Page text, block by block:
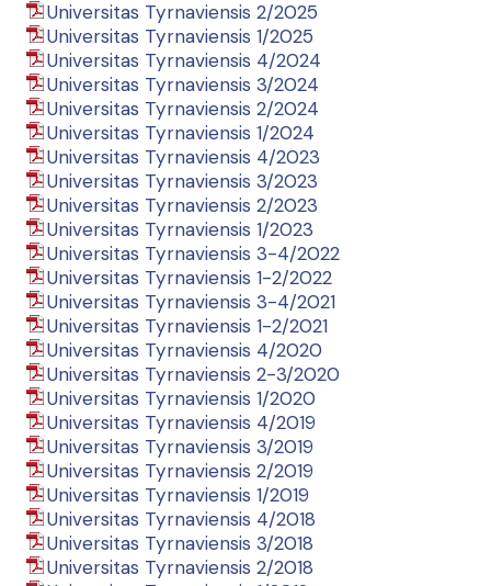
Universitas Tyrnaviensis 2/2025
Universitas Tyrnaviensis 1/2025
Universitas Tyrnaviensis 4/2024
Universitas Tyrnaviensis 3/2024
Universitas Tyrnaviensis 2/2024
Universitas Tyrnaviensis 1/2024
Universitas Tyrnaviensis 4/2023
Universitas Tyrnaviensis 3/2023
Universitas Tyrnaviensis 2/2023
Universitas Tyrnaviensis 1/2023
Universitas Tyrnaviensis 3-4/2022
Universitas Tyrnaviensis 1-2/2022
Universitas Tyrnaviensis 3-4/2021
Universitas Tyrnaviensis 1-2/2021
Universitas Tyrnaviensis 4/2020
Universitas Tyrnaviensis 2-3/2020
Universitas Tyrnaviensis 1/2020
Universitas Tyrnaviensis 4/2019
Universitas Tyrnaviensis 3/2019
Universitas Tyrnaviensis 2/2019
Universitas Tyrnaviensis 1/2019
Universitas Tyrnaviensis 4/2018
Universitas Tyrnaviensis 3/2018
Universitas Tyrnaviensis 2/2018